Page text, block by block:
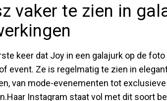
vaker te zien in
keer dat Joy in een galajurk op de
event. Ze is regelmatig te zien in
van mode-evenementen tot
Instagram staat vol met dit soort